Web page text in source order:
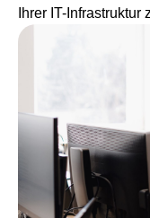
Ihrer IT-